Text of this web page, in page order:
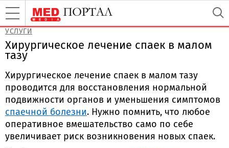
УСЛУГИ
Хирургическое лечение спаек в малом
тазу
Хирургическое лечение спаек в малом тазу
проводится для восстановления нормальной
подвижности органов и уменьшения симптомов
спаечной болезни. Нужно помнить, что любое
оперативное вмешательство само по себе
увеличивает риск возникновения новых спаек.